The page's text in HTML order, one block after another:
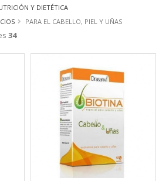
Y DIETÉTICA
PARA EL CABELLO, PIEL Y UÑAS
34